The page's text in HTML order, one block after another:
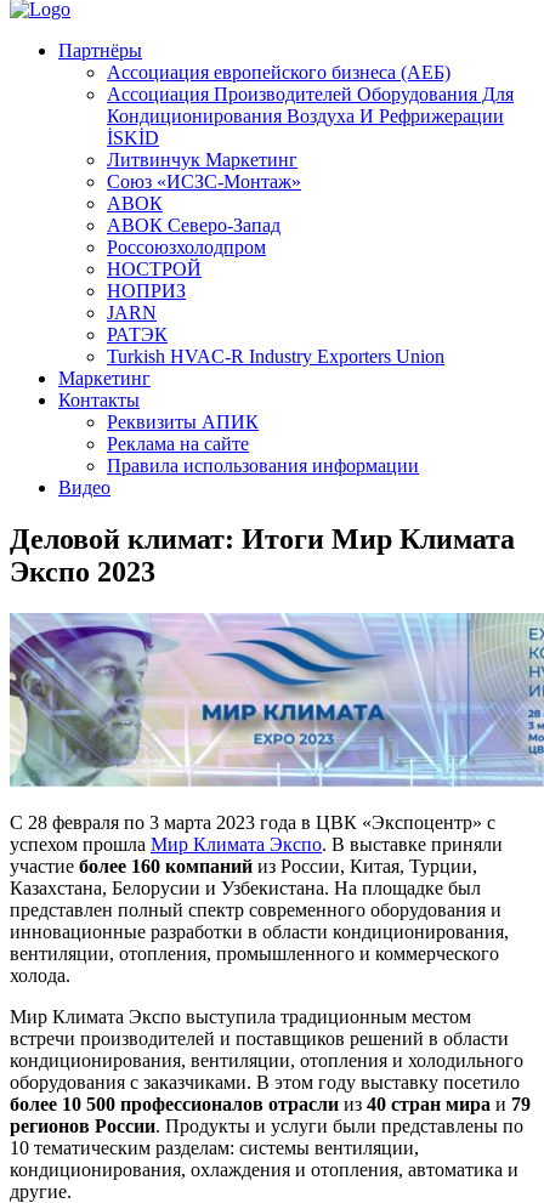
Партнёры
Ассоциация европейского бизнеса (АЕБ)
Aссоциация Производителей Оборудования Для
Кондиционирования Воздуха И Рефрижерации
İSKİD
Литвинчук Маркетинг
Союз «ИСЗС-Монтаж»
АВОК
АВОК Северо-Запад
Россоюзхолодпром
НОСТРОЙ
НОПРИЗ
JARN
РАТЭК
Turkish HVAC-R Industry Exporters Union
Маркетинг
Контакты
Реквизиты АПИК
Реклама на сайте
Правила использования информации
Видео
Деловой климат: Итоги Мир Климата
Экспо 2023
С 28 февраля по 3 марта 2023 года в ЦВК «Экспоцентр» с
успехом прошла Мир Климата Экспо. В выставке приняли
участие более 160 компаний из России, Китая, Турции,
Казахстана, Белорусии и Узбекистана. На площадке был
представлен полный спектр современного оборудования и
инновационные разработки в области кондиционирования,
вентиляции, отопления, промышленного и коммерческого
холода.
Мир Климата Экспо выступила традиционным местом
встречи производителей и поставщиков решений в области
кондиционирования, вентиляции, отопления и холодильного
оборудования с заказчиками. В этом году выставку посетило
более 10 500 профессионалов отрасли из 40 стран мира и 79
регионов России. Продукты и услуги были представлены по
10 тематическим разделам: системы вентиляции,
кондиционирования, охлаждения и отопления, автоматика и
другие.